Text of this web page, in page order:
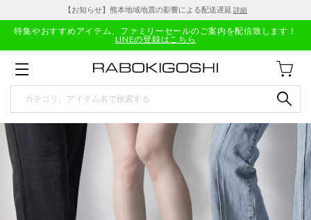
【お知らせ】熊本地域地震の影響による配送遅延 詳細
特集やおすすめアイテム、ファミリーセールのご案内を配信致します！
LINEの登録はこちら